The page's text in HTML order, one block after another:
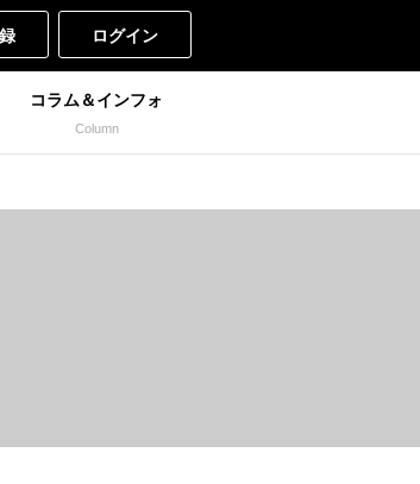
ログイン
コラム＆インフォ
Column